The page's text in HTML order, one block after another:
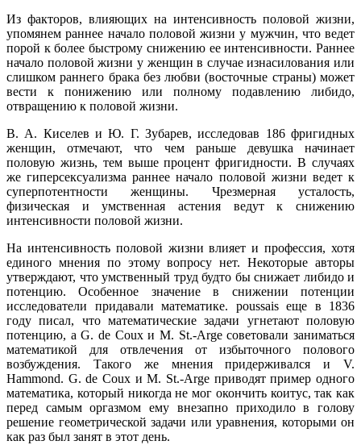
Из факторов, влияющих на интенсивность половой жизни,
упомянем раннее начало половой жизни у мужчин, что ведет
порой к более быстрому снижению ее интенсивности. Раннее
начало половой жизни у женщин в случае изнасилования или
слишком раннего брака без любви (восточные страны) может
вести к понижению или полному подавлению либидо,
отвращению к половой жизни.
В. А. Киселев и Ю. Г. Зубарев, исследовав 186 фригидных
женщин, отмечают, что чем раньше девушка начинает
половую жизнь, тем выше процент фригидности. В случаях
же гиперсексуализма раннее начало половой жизни ведет к
суперпотентности женщины. Чрезмерная усталость,
физическая и умственная астения ведут к снижению
интенсивности половой жизни.
На интенсивность половой жизни влияет и профессия, хотя
единого мнения по этому вопросу нет. Некоторые авторы
утверждают, что умственный труд будто бы снижает либидо и
потенцию. Особенное значение в снижении потенции
исследователи придавали математике. poussais еще в 1836
году писал, что математические задачи угнетают половую
потенцию, a G. de Coux и М. St.-Arge советовали заниматься
математикой для отвлечения от избыточного полового
возбуждения. Такого же мнения придерживался и V.
Hammond. G. de Coux и М. St.-Arge приводят пример одного
математика, который никогда не мог окончить коитус, так как
перед самым оргазмом ему внезапно приходило в голову
решение геометрической задачи или уравнения, которыми он
как раз был занят в этот день.